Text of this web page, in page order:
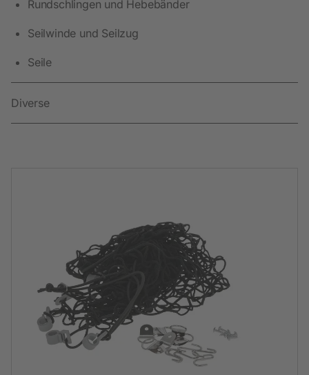
Rundschlingen und Hebebänder
Seilwinde und Seilzug
Seile
Diverse